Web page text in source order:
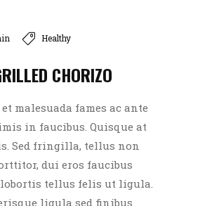
Healthy
CHORIZO
malesuada fames ac ante
in faucibus. Quisque at
Sed fringilla, tellus non
dui eros faucibus
tellus felis ut ligula.
ligula sed finibus